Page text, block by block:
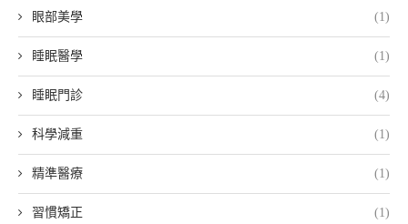
眼部美學 (1)
睡眠醫學 (1)
睡眠門診 (4)
科學減重 (1)
精準醫療 (1)
習慣矯正 (1)